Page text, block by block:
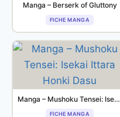
Manga – Berserk of Gluttony
FICHE MANGA
Manga – Mushoku Tensei: Isekai Ittara Honki Dasu
FICHE MANGA